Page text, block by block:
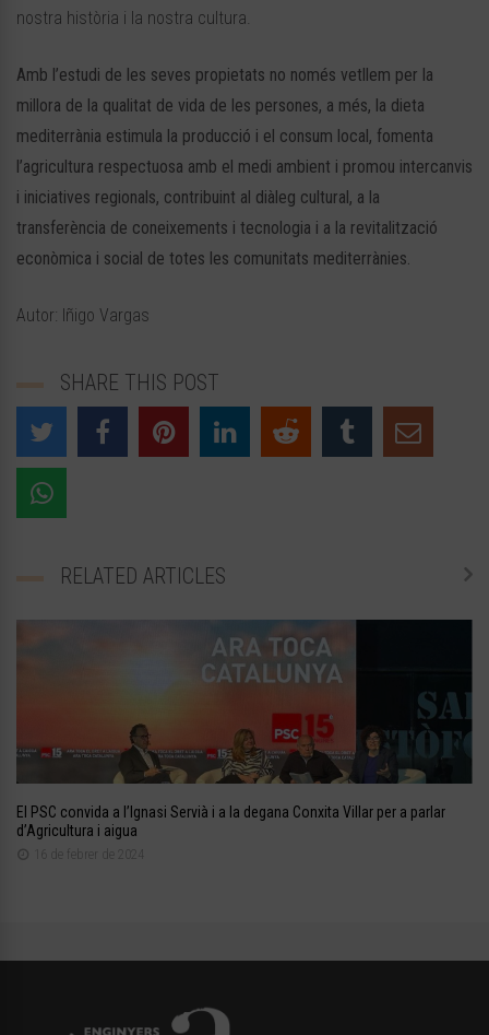
nostra història i la nostra cultura.
Amb l’estudi de les seves propietats no només vetllem per la
millora de la qualitat de vida de les persones, a més, la dieta
mediterrània estimula la producció i el consum local, fomenta
l’agricultura respectuosa amb el medi ambient i promou intercanvis
i iniciatives regionals, contribuint al diàleg cultural, a la
transferència de coneixements i tecnologia i a la revitalització
econòmica i social de totes les comunitats mediterrànies.
Autor: Iñigo Vargas
SHARE THIS POST
RELATED ARTICLES
El PSC convida a l’Ignasi Servià i a la degana Conxita Villar per a parlar
d’Agricultura i aigua
16 de febrer de 2024